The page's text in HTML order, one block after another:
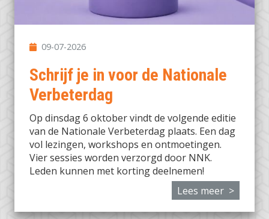
09-07-2026
Schrijf je in voor de Nationale
Verbeterdag
Op dinsdag 6 oktober vindt de volgende editie
van de Nationale Verbeterdag plaats. Een dag
vol lezingen, workshops en ontmoetingen.
Vier sessies worden verzorgd door NNK.
Leden kunnen met korting deelnemen!
Lees meer >